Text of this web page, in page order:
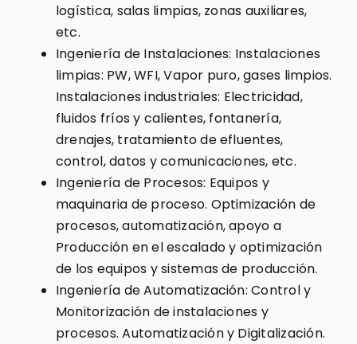
logística, salas limpias, zonas auxiliares,
etc.
Ingeniería de Instalaciones: Instalaciones
limpias: PW, WFI, Vapor puro, gases limpios.
Instalaciones industriales: Electricidad,
fluidos fríos y calientes, fontanería,
drenajes, tratamiento de efluentes,
control, datos y comunicaciones, etc.
Ingeniería de Procesos: Equipos y
maquinaria de proceso. Optimización de
procesos, automatización, apoyo a
Producción en el escalado y optimización
de los equipos y sistemas de producción.
Ingeniería de Automatización: Control y
Monitorización de instalaciones y
procesos. Automatización y Digitalización.